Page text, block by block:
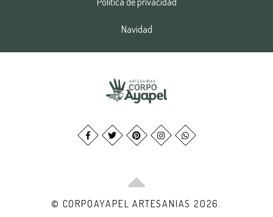
Navidad
© CORPOAYAPEL ARTESANIAS 2026.